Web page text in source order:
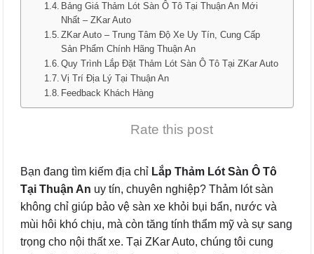
Bảng Giá Thảm Lót Sàn Ô Tô Tại Thuận An Mới
Nhất – ZKar Auto
ZKar Auto – Trung Tâm Độ Xe Uy Tín, Cung Cấp
Sản Phẩm Chính Hãng Thuận An
Quy Trình Lắp Đặt Thảm Lót Sàn Ô Tô Tại ZKar Auto
Vị Trí Địa Lý Tại Thuận An
Feedback Khách Hàng
Rate this post
Bạn đang tìm kiếm địa chỉ Lắp Thảm Lót Sàn Ô Tô
Tại Thuận An uy tín, chuyên nghiệp? Thảm lót sàn
không chỉ giúp bảo vệ sàn xe khỏi bụi bẩn, nước và
mùi hôi khó chịu, mà còn tăng tính thẩm mỹ và sự sang
trọng cho nội thất xe. Tại ZKar Auto, chúng tôi cung